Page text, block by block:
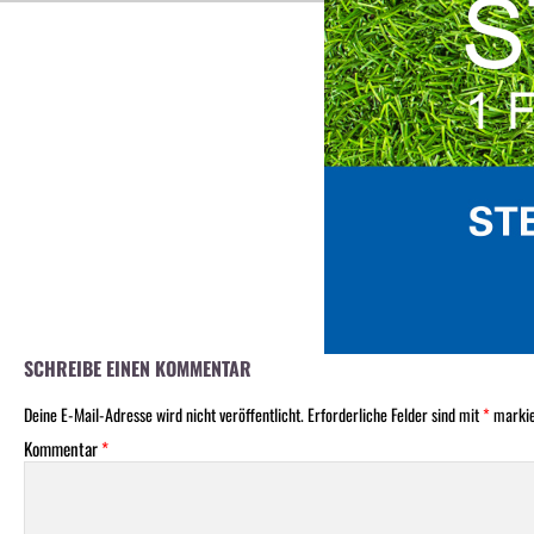
SCHREIBE EINEN KOMMENTAR
Deine E-Mail-Adresse wird nicht veröffentlicht.Erforderliche Felder sind mit*
Kommentar*